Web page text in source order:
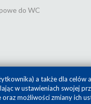
do WC
a także dla celów
w ustawieniach swojej
możliwości zmiany ich